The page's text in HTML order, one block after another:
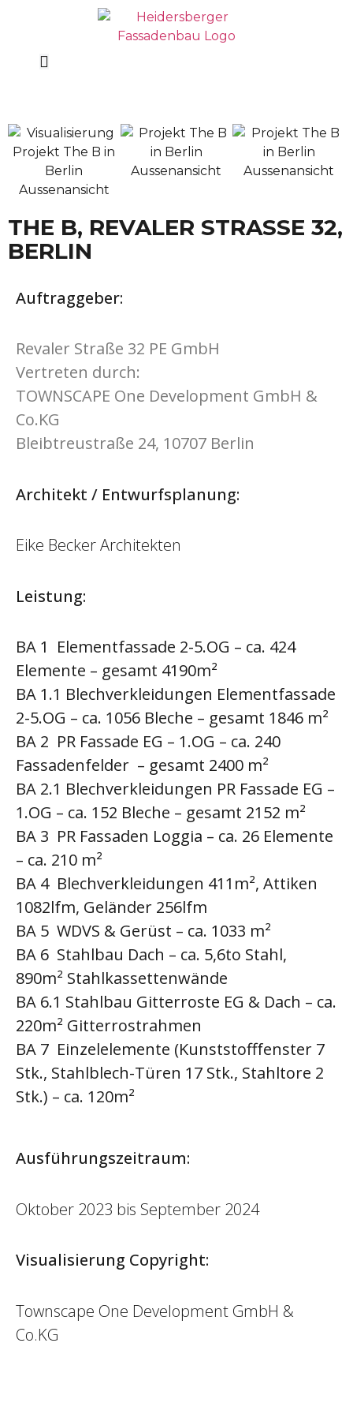
THE B, REVALER STRASSE 32, B
ERLIN
Auftraggeber:
Revaler Straße 32 PE GmbH
Vertreten durch:
TOWNSCAPE One Development GmbH &
Co.KG
Bleibtreustraße 24, 10707 Berlin
Architekt / Entwurfsplanung:
Eike Becker Architekten
Leistung:
BA 1 Elementfassade 2-5.OG – ca. 424
Elemente – gesamt 4190m²
BA 1.1 Blechverkleidungen Elementfassade
2-5.OG – ca. 1056 Bleche – gesamt 1846 m²
BA 2 PR Fassade EG – 1.OG – ca. 240
Fassadenfelder – gesamt 2400 m²
BA 2.1 Blechverkleidungen PR Fassade EG –
1.OG – ca. 152 Bleche – gesamt 2152 m²
BA 3 PR Fassaden Loggia – ca. 26 Elemente
– ca. 210 m²
BA 4 Blechverkleidungen 411m², Attiken
1082lfm, Geländer 256lfm
BA 5 WDVS & Gerüst – ca. 1033 m²
BA 6 Stahlbau Dach – ca. 5,6to Stahl,
890m² Stahlkassettenwände
BA 6.1 Stahlbau Gitterroste EG & Dach – ca.
220m² Gitterrostrahmen
BA 7 Einzelelemente (Kunststofffenster 7
Stk., Stahlblech-Türen 17 Stk., Stahltore 2
Stk.) – ca. 120m²
Ausführungszeitraum:
Oktober 2023 bis September 2024
Visualisierung Copyright:
Townscape One Development GmbH &
Co.KG